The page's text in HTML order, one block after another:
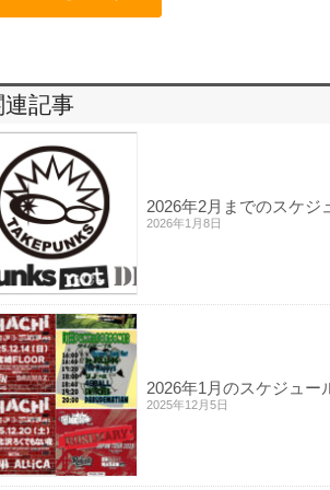
連記事
2026年2月までのスケジ
2026年1月8日
2026年1月のスケジュー
2025年12月5日